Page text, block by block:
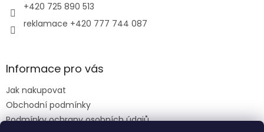
ý
+420 725 890 513
reklamace +420 777 744 087
Informace pro vás
Jak nakupovat
Obchodní podmínky
Podmínky ochrany osobních údajů